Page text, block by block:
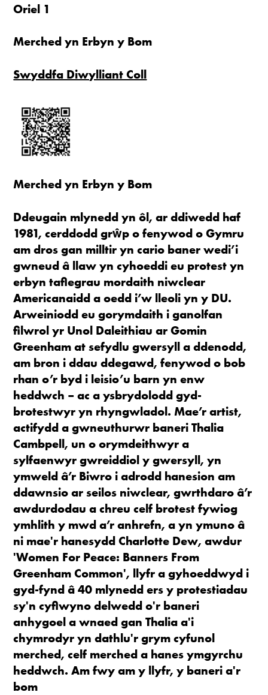
Oriel 1
Merched yn Erbyn y Bom
Swyddfa Diwylliant Coll
Merched yn Erbyn y Bom
Ddeugain mlynedd yn ôl, ar ddiwedd haf
1981, cerddodd grŵp o fenywod o Gymru
am dros gan milltir yn cario baner wedi’i
gwneud â llaw yn cyhoeddi eu protest yn
erbyn taflegrau mordaith niwclear
Americanaidd a oedd i’w lleoli yn y DU.
Arweiniodd eu gorymdaith i ganolfan
filwrol yr Unol Daleithiau ar Gomin
Greenham at sefydlu gwersyll a ddenodd,
am bron i ddau ddegawd, fenywod o bob
rhan o’r byd i leisio’u barn yn enw
heddwch – ac a ysbrydolodd gyd-
brotestwyr yn rhyngwladol. Mae’r artist,
actifydd a gwneuthurwr baneri Thalia
Cambpell, un o orymdeithwyr a
sylfaenwyr gwreiddiol y gwersyll, yn
ymweld â’r Biwro i adrodd hanesion am
ddawnsio ar seilos niwclear,gwrthdaro â’r
awdurdodau a chreu celf brotest fywiog
ymhlith y mwd a’r anhrefn, a yn ymuno â
ni mae'r hanesydd Charlotte Dew, awdur
'Women For Peace: Banners From
Greenham Common', llyfr a gyhoeddwyd i
gyd-fynd â 40 mlynedd ers y protestiadau
sy'n cyflwyno delwedd o'r baneri
anhygoel a wnaed gan Thalia a'i
chymrodyr yn dathlu'r grym cyfunol
merched, celf merched a hanes ymgyrchu
heddwch. Am fwy am y llyfr, y baneri a'r
bom